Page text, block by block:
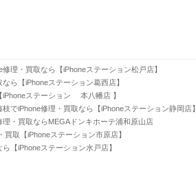
理・買取なら【iPhoneステーション松戸店】
ら【iPhoneステーション葛西店】
iPhoneステーション 本八幡店 】
でiPhone修理・買取なら【iPhoneステーション静岡店】
・買取ならMEGAドンキホーテ浦和原山店
取【iPhoneステーション市原店】
【iPhoneステーション水戸店】